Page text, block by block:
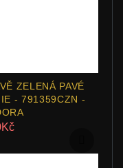
ZELENÁ PAVÉ
- 791359CZN -